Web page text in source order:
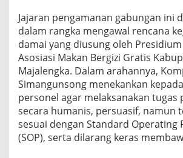
Jajaran pengamanan gabungan ini
dalam rangka mengawal rencana
damai yang diusung oleh
Asosiasi Makan Bergizi Gratis
Majalengka. Dalam arahannya,
Simangunsong menekankan
personel agar melaksanakan tugas
secara humanis, persuasif, namun
sesuai dengan Standard Operating
(SOP), serta dilarang keras